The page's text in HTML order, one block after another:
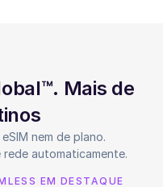
Mais de
nem de plano.
rede automaticamente.
EM DESTAQUE